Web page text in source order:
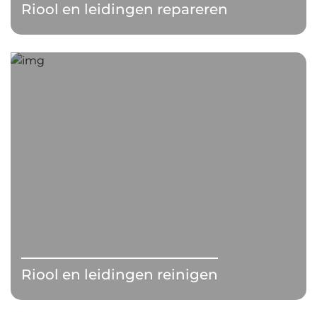
Riool en leidingen repareren
Riool en leidingen reinigen